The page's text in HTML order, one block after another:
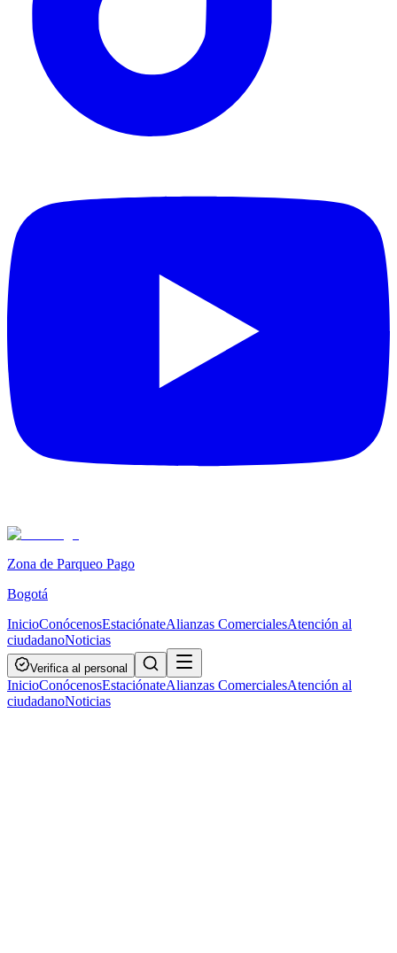
Zona de Parqueo Pago
Bogotá
InicioConócenosEstaciónateAlianzas ComercialesAtención al
ciudadanoNoticias
Verifica al personal
InicioConócenosEstaciónateAlianzas ComercialesAtención al
ciudadanoNoticias